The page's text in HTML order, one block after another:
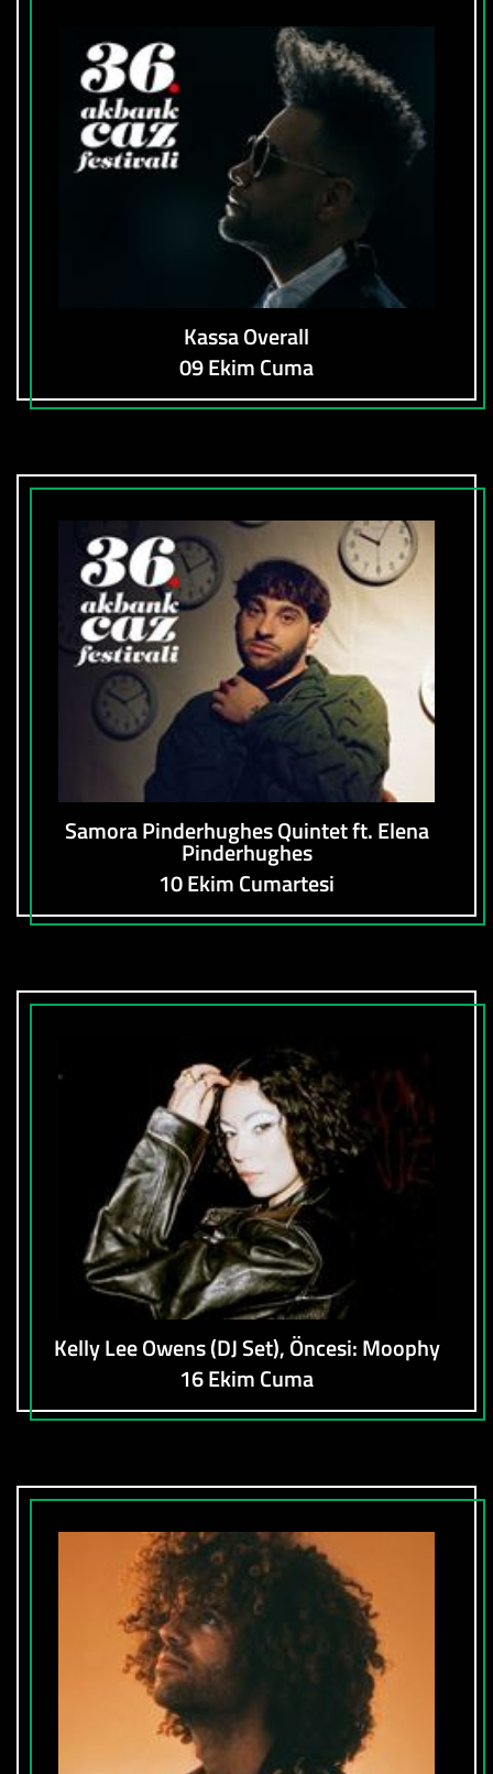
Kassa Overall
09 Ekim Cuma
Samora Pinderhughes Quintet ft. Elena
Pinderhughes
10 Ekim Cumartesi
Kelly Lee Owens (DJ Set), Öncesi: Moophy
16 Ekim Cuma